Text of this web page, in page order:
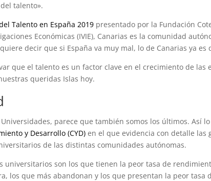
talento».
Talento en España 2019 presentado por la Fundación
Económicas (IVIE), Canarias es la comunidad
decir que si España va muy mal, lo de Canarias ya es
que el talento es un factor clave en el crecimiento de
queridas Islas hoy.
parece que también somos los últimos. Así
y Desarrollo (CYD) en el que evidencia con detalle las
de las distintas comunidades autónomas.
universitarios son los que tienen la peor tasa de
los que más abandonan y los que presentan la peor tasa